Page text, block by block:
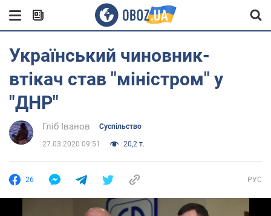
Український чиновник-
втікач став "міністром" у
"ДНР"
Гліб Іванов Суспільство
27.03.2020 09:51 20,2 т.
26 РУС